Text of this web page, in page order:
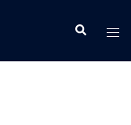
Search